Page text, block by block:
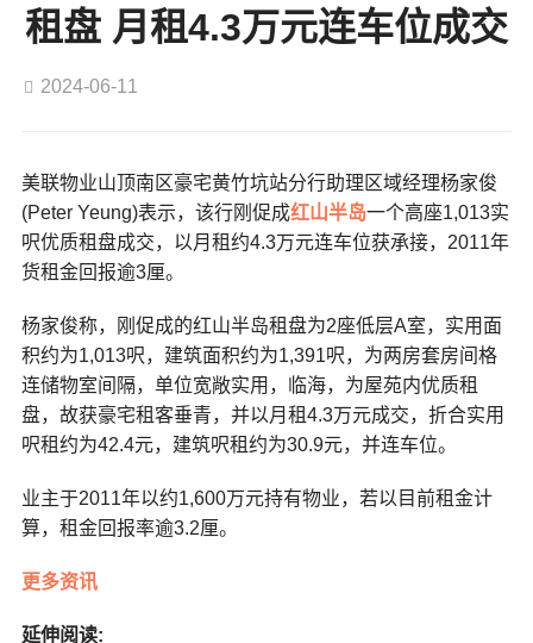
租盘 月租4.3万元连车位成交
2024-06-11
美联物业山顶南区豪宅黄竹坑站分行助理区域经理杨家俊
(Peter Yeung)表示，该行刚促成红山半岛一个高座1,013实
呎优质租盘成交，以月租约4.3万元连车位获承接，2011年
货租金回报逾3厘。
杨家俊称，刚促成的红山半岛租盘为2座低层A室，实用面
积约为1,013呎，建筑面积约为1,391呎，为两房套房间格
连储物室间隔，单位宽敞实用，临海，为屋苑内优质租
盘，故获豪宅租客垂青，并以月租4.3万元成交，折合实用
呎租约为42.4元，建筑呎租约为30.9元，并连车位。
业主于2011年以约1,600万元持有物业，若以目前租金计
算，租金回报率逾3.2厘。
更多资讯
延伸阅读: